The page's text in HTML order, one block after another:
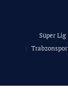
Süper Lig
Trabzonspor